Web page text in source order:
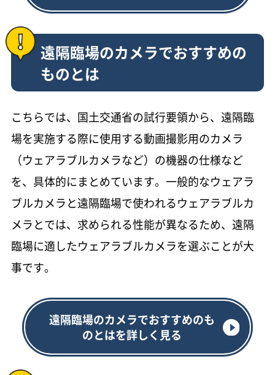
遠隔臨場のカメラでおすすめの
ものとは
こちらでは、国土交通省の試行要領から、遠隔臨
場を実施する際に使用する動画撮影用のカメラ
（ウェアラブルカメラなど）の機器の仕様など
を、具体的にまとめています。一般的なウェアラ
ブルカメラと遠隔臨場で使われるウェアラブルカ
メラとでは、求められる性能が異なるため、遠隔
臨場に適したウェアラブルカメラを選ぶことが大
事です。
遠隔臨場のカメラでおすすめのも
のとはを詳しく見る